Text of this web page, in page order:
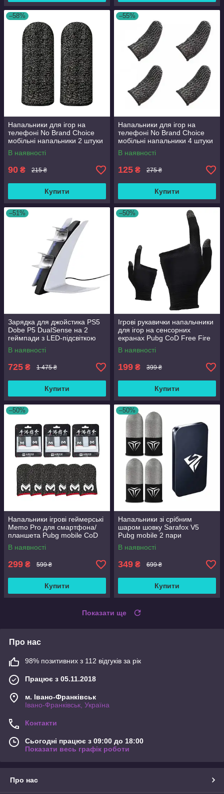
–58%
Напальники для ігор на
телефоні No Brand Choice
мобільні напальники 2 штуки
В наявності
90 ₴ 215 ₴
Купити
–55%
Напальники для ігор на
телефоні No Brand Choice
мобільні напальники 4 штуки
В наявності
125 ₴ 275 ₴
Купити
–51%
Зарядка для джойстика PS5
Dobe P5 DualSense на 2
геймпади з LED-підсвіткою
P5V Світло-сірий
В наявності
725 ₴ 1 475 ₴
Купити
–50%
Ігрові рукавички напальчники
для ігор на сенсорних
екранах Pubg CoD Free Fire
MEMO FS02
В наявності
199 ₴ 399 ₴
Купити
–50%
Напальники ігрові геймерські
Memo Pro для смартфона/
планшета Pubg mobile CoD
free fire 3 пари
В наявності
299 ₴ 599 ₴
Купити
–50%
Напальники зі срібним
шаром шовку Sarafox V5
Pubg mobile 2 пари
В наявності
349 ₴ 699 ₴
Купити
Показати ще
Про нас
98% позитивних з 112 відгуків за рік
Працює з 05.11.2018
м. Івано-Франківськ
Івано-Франківськ, Україна
Контакти
Сьогодні працює з 09:00 до 18:00
Показати весь графік роботи
Про нас